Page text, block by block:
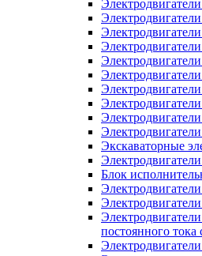
Экскаваторные
Блок
постоянного